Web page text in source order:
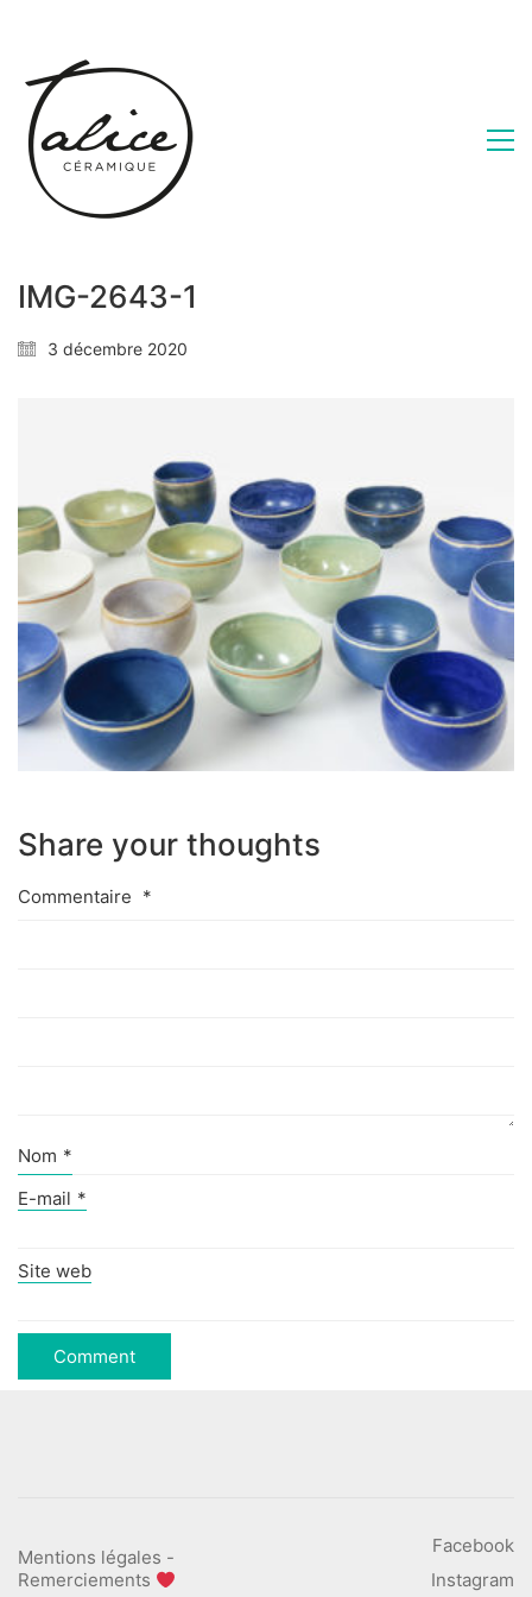
IMG-2643-1
3 décembre 2020
Share your thoughts
Commentaire *
Nom *
E-mail *
Site web
Facebook
Instagram
Mentions légales -
Remerciements